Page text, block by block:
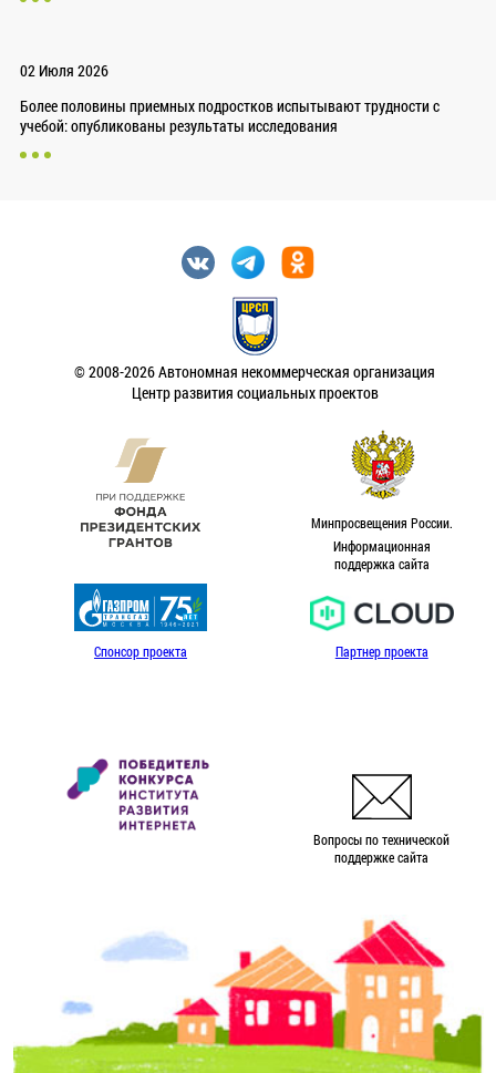
02 Июля 2026
Более половины приемных подростков испытывают трудности с
учебой: опубликованы результаты исследования
© 2008-2026 Автономная некоммерческая организация
Центр развития социальных проектов
Минпросвещения России.
Информационная
поддержка сайта
Спонсор проекта Партнер проекта
Вопросы по технической
поддержке сайта